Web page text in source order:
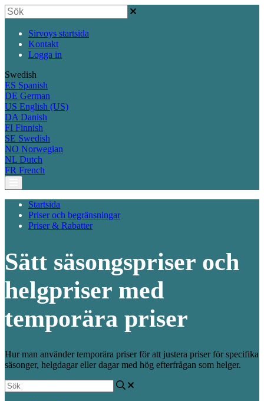
Sirvoys startsida
Kontakt
Logga in
Swedish
ES Spanish
DE German
US English (US)
DA Danish
FI Finnish
SE Swedish
NO Norwegian
NL Dutch
FR French
Startsida
Priser och begränsningar
Priser & Rabatter
Sätt säsongspriser och
helgpriser med
temporära priser
Hur man använder temporära priser för att justera priser för specifika
säsonger, helgdagar eller dagar med hög efterfrågan som helger.